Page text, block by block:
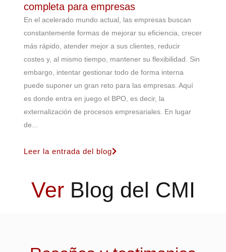
completa para empresas
En el acelerado mundo actual, las empresas buscan
constantemente formas de mejorar su eficiencia, crecer
más rápido, atender mejor a sus clientes, reducir
costes y, al mismo tiempo, mantener su flexibilidad. Sin
embargo, intentar gestionar todo de forma interna
puede suponer un gran reto para las empresas. Aquí
es donde entra en juego el BPO, es decir, la
externalización de procesos empresariales. En lugar
de...
Leer la entrada del blog
Ver Blog del CMI